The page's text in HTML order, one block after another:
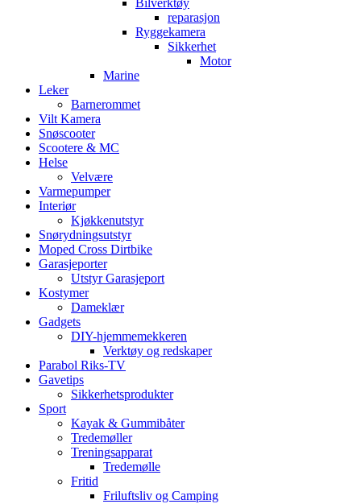
reparasjon
Ryggekamera
Sikkerhet
Motor
Marine
Leker
Barnerommet
Vilt Kamera
Snøscooter
Scootere & MC
Helse
Velvære
Varmepumper
Interiør
Kjøkkenutstyr
Snørydningsutstyr
Moped Cross Dirtbike
Garasjeporter
Utstyr Garasjeport
Kostymer
Dameklær
Gadgets
DIY-hjemmemekkeren
Verktøy og redskaper
Parabol Riks-TV
Gavetips
Sikkerhetsprodukter
Sport
Kayak & Gummibåter
Tredemøller
Treningsapparat
Tredemølle
Fritid
Friluftsliv og Camping